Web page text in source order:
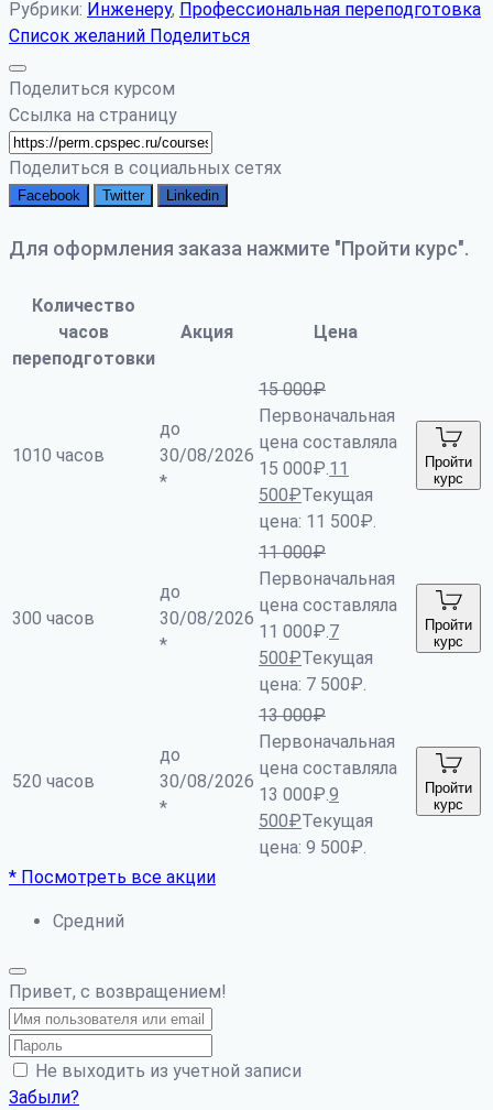
Рубрики: Инженеру, Профессиональная переподготовка
Список желаний Поделиться
Поделиться курсом
Ссылка на страницу
Поделиться в социальных сетях
Facebook Twitter Linkedin
Для оформления заказа нажмите "Пройти курс".
Количество
часов
переподготовки
Акция Цена
1010 часов
до
30/08/2026
*
15 000₽
Первоначальная
цена составляла
15 000₽.11
500₽Текущая
цена: 11 500₽.
Пройти
курс
300 часов
до
30/08/2026
*
11 000₽
Первоначальная
цена составляла
11 000₽.7
500₽Текущая
цена: 7 500₽.
Пройти
курс
520 часов
до
30/08/2026
*
13 000₽
Первоначальная
цена составляла
13 000₽.9
500₽Текущая
цена: 9 500₽.
Пройти
курс
* Посмотреть все акции
Средний
Привет, с возвращением!
Не выходить из учетной записи
Забыли?